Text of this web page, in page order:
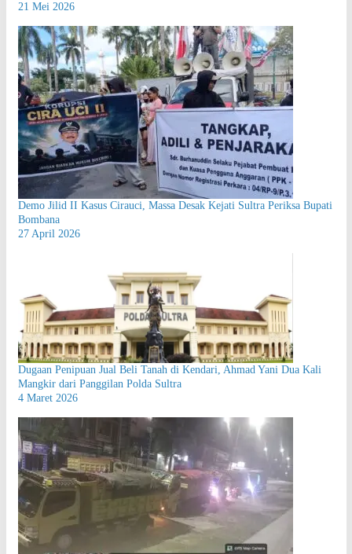
21 Mei 2026
Demo Jilid II Kasus Cirauci, Massa Desak Kejati Sultra Periksa Bupati
Bombana
27 April 2026
Dugaan Penipuan Jual Beli Tanah di Kendari, Ahmad Yani Dua Kali
Mangkir dari Panggilan Polda Sultra
4 Maret 2026